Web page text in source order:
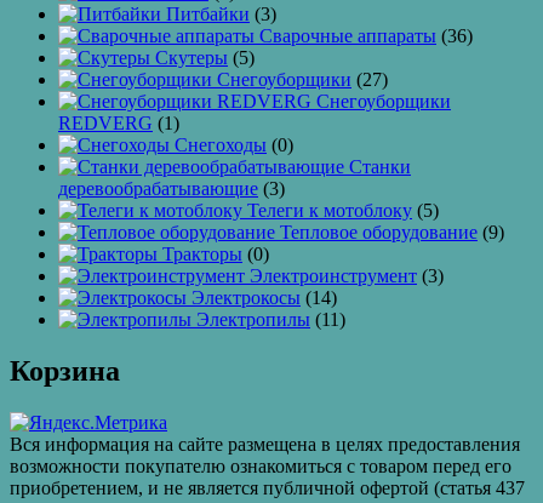
Питбайки (3)
Сварочные аппараты (36)
Скутеры (5)
Снегоуборщики (27)
Снегоуборщики
REDVERG (1)
Снегоходы (0)
Станки
деревообрабатывающие (3)
Телеги к мотоблоку (5)
Тепловое оборудование (9)
Тракторы (0)
Электроинструмент (3)
Электрокосы (14)
Электропилы (11)
Корзина
Вся информация на сайте размещена в целях предоставления
возможности покупателю ознакомиться с товаром перед его
приобретением, и не является публичной офертой (статья 437